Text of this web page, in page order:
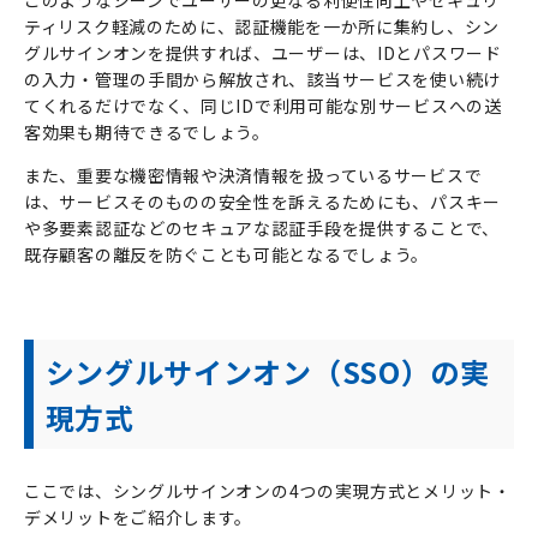
ティリスク軽減のために、認証機能を一か所に集約し、シン
グルサインオンを提供すれば、ユーザーは、 IDとパスワード
の入力・管理の手間から解放され、該当サービスを使い続け
てくれるだけでなく、同じIDで利用可能な別サービスへの送
客効果も期待できるでしょう。
また、重要な機密情報や決済情報を扱っているサービスで
は、サービスそのものの安全性を訴えるためにも、パスキー
や多要素認証などのセキュアな認証手段を提供することで、
既存顧客の離反を防ぐことも可能となるでしょう。
シングルサインオン（SSO）の実
現方式
ここでは、シングルサインオンの4つの実現方式とメリット・
デメリットをご紹介します。